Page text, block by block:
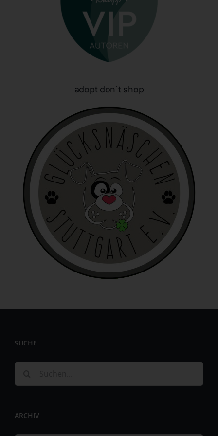
adopt don`t shop
SUCHE
nach:
ARCHIV
identifizierbar wird eine natürliche Person angesehen, die
direkt oder indirekt, insbesondere mittels Zuordnung zu
einer Kennung wie einem Namen, zu einer Kennnummer,
zu Standortdaten, zu einer Online-Kennung oder zu
einem oder mehreren besonderen Merkmalen, die
Ausdruck der physischen, physiologischen, genetischen,
Betroffene Person ist jede identifizierte oder
identifizierbare natürliche Person, deren
personenbezogene Daten von dem für die Verarbeitung
Verantwortlichen verarbeitet werden.
c) Verarbeitung
Verarbeitung ist jeder mit oder ohne Hilfe automatisierter
Verfahren ausgeführte Vorgang oder jede solche
Vorgangsreihe im Zusammenhang mit
personenbezogenen Daten wie das Erheben, das
Erfassen, die Organisation, das Ordnen, die Speicherung,
die Anpassung oder Veränderung, das Auslesen, das
Abfragen, die Verwendung, die Offenlegung durch
Übermittlung, Verbreitung oder eine andere Form der
Bereitstellung, den Abgleich oder die Verknüpfung, die
personenbezogener Daten, die darin besteht, dass diese
natürliche Person beziehen, zu bewerten, insbesondere,